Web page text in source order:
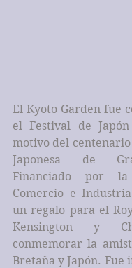
El Kyoto Garden fue
el Festival de
motivo del centenario
Japonesa de
Financiado por
Comercio e
un regalo para el
Kensington y
conmemorar la
Bretaña y Japón. Fue